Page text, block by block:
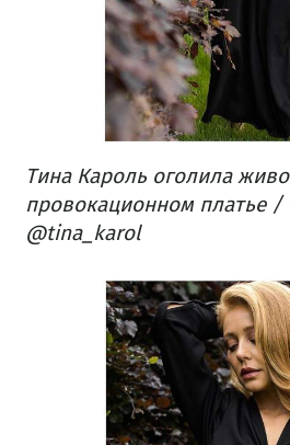
Тина Кароль оголила
провокационном платье
@tina_karol